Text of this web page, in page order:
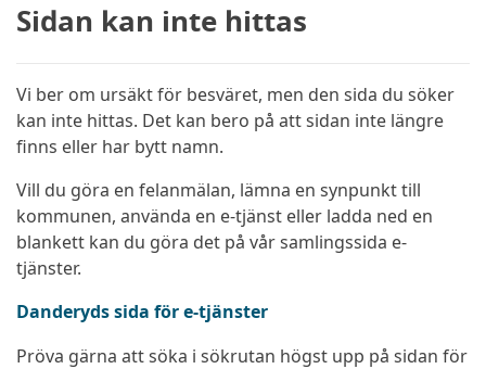
Sidan kan inte hittas
Vi ber om ursäkt för besväret, men den sida du söker
kan inte hittas. Det kan bero på att sidan inte längre
finns eller har bytt namn.
Vill du göra en felanmälan, lämna en synpunkt till
kommunen, använda en e-tjänst eller ladda ned en
blankett kan du göra det på vår samlingssida e-
tjänster.
Danderyds sida för e-tjänster
Pröva gärna att söka i sökrutan högst upp på sidan för